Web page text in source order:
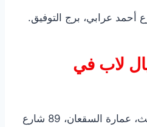
لاب في
فرع المنصورة: الدور الثالث، عمارة السقعان، 89 شارع